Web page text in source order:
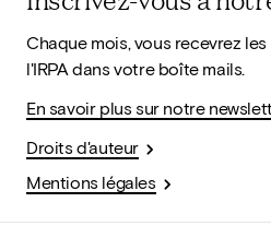
Chaque mois, vous recevrez
l'IRPA dans votre boîte mails.
En savoir plus sur notre
Droits d'auteur
Mentions légales